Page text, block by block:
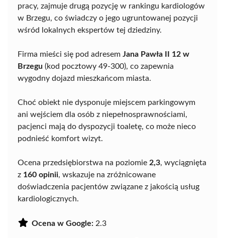
pracy, zajmuje drugą pozycję w rankingu kardiologów
w Brzegu, co świadczy o jego ugruntowanej pozycji
wśród lokalnych ekspertów tej dziedziny.
Firma mieści się pod adresem Jana Pawła II 12 w
Brzegu (kod pocztowy 49-300), co zapewnia
wygodny dojazd mieszkańcom miasta.
Choć obiekt nie dysponuje miejscem parkingowym
ani wejściem dla osób z niepełnosprawnościami,
pacjenci mają do dyspozycji toaletę, co może nieco
podnieść komfort wizyt.
Ocena przedsiębiorstwa na poziomie 2,3, wyciągnięta
z 160 opinii, wskazuje na zróżnicowane
doświadczenia pacjentów związane z jakością usług
kardiologicznych.
Ocena w Google: 2.3